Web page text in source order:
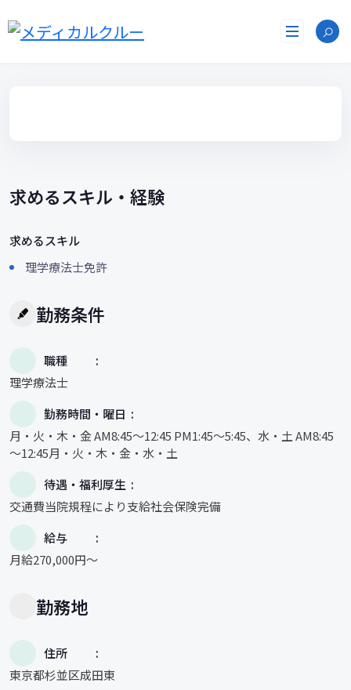
ン
求めるスキル・経験
求めるスキル
理学療法士免許
勤務条件
職種
理学療法士
勤務時間・曜日
月・火・木・金 AM8:45～12:45 PM1:45～5:45、水・土 AM8:45
～12:45月・火・木・金・水・土
待遇・福利厚生
交通費当院規程により支給社会保険完備
給与
月給270,000円〜
勤務地
住所
東京都杉並区成田東